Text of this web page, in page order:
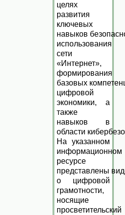
целях
развития
ключевых
навыков
использования
сети
«Интернет»,
формирования
базовых
цифровой
экономики, а
также
навыков в
области
На указанном
информационном
ресурсе
представлены
о цифровой
грамотности,
носящие
просветительский